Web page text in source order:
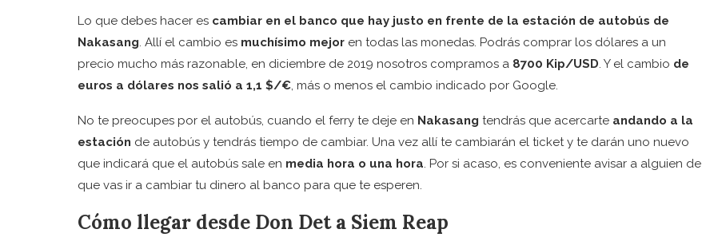
Lo que debes hacer es cambiar en el banco que hay justo en frente de la estación de autobús de
Nakasang. Allí el cambio es muchísimo mejor en todas las monedas. Podrás comprar los dólares a un
precio mucho más razonable, en diciembre de 2019 nosotros compramos a 8700 Kip/USD. Y el cambio de
euros a dólares nos salió a 1,1 $/€, más o menos el cambio indicado por Google.
No te preocupes por el autobús, cuando el ferry te deje en Nakasang tendrás que acercarte andando a la
estación de autobús y tendrás tiempo de cambiar. Una vez allí te cambiarán el ticket y te darán uno nuevo
que indicará que el autobús sale en media hora o una hora. Por si acaso, es conveniente avisar a alguien de
que vas ir a cambiar tu dinero al banco para que te esperen.
Cómo llegar desde Don Det a Siem Reap